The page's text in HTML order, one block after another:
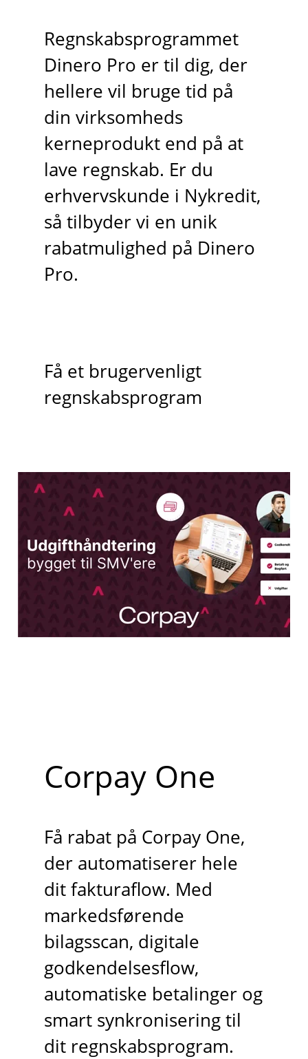
Regnskabsprogrammet
Dinero Pro er til dig, der
hellere vil bruge tid på
din virksomheds
kerneprodukt end på at
lave regnskab. Er du
erhvervskunde i Nykredit,
så tilbyder vi en unik
rabatmulighed på Dinero
Pro.
Få et brugervenligt
regnskabsprogram
Corpay One
Få rabat på Corpay One,
der automatiserer hele
dit fakturaflow. Med
markedsførende
bilagsscan, digitale
godkendelsesflow,
automatiske betalinger og
smart synkronisering til
dit regnskabsprogram.